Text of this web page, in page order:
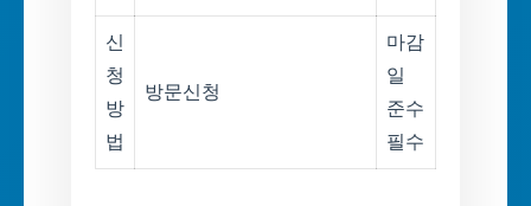
신
청
방
법
방문신청
마감
일
준수
필수